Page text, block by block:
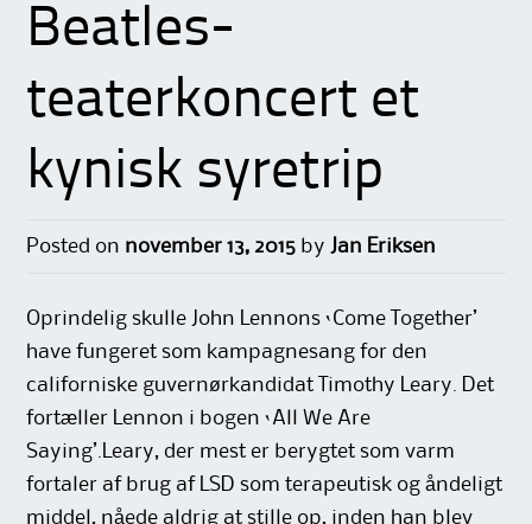
Beatles-
teaterkoncert et
kynisk syretrip
Posted on november 13, 2015 by Jan Eriksen
Oprindelig skulle John Lennons ‘Come Together’
have fungeret som kampagnesang for den
californiske guvernørkandidat Timothy Leary. Det
fortæller Lennon i bogen ‘All We Are
Saying’.Leary, der mest er berygtet som varm
fortaler af brug af LSD som terapeutisk og åndeligt
middel, nåede aldrig at stille op, inden han blev